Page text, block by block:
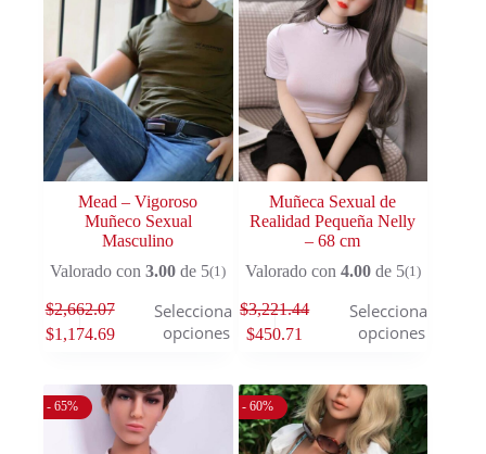
Mead – Vigoroso
Muñeco Sexual
Masculino
Valorado con3.00 de 5(1)
$2,662.07
$1,174.69
Seleccionar
opciones
Muñeca Sexual de
Realidad Pequeña Nelly
– 68 cm
Valorado con 4.00de 5(1)
$3,221.44
$450.71
Seleccionar
opciones
- 65% - 60%